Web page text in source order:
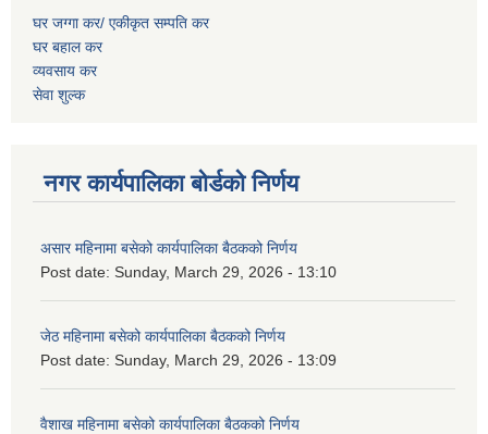
घर जग्गा कर/ एकीकृत सम्पति कर
घर बहाल कर
व्यवसाय कर
सेवा शुल्क
नगर कार्यपालिका बोर्डको निर्णय
असार महिनामा बसेको कार्यपालिका बैठकको निर्णय
Post date: Sunday, March 29, 2026 - 13:10
जेठ महिनामा बसेको कार्यपालिका बैठकको निर्णय
Post date: Sunday, March 29, 2026 - 13:09
वैशाख महिनामा बसेको कार्यपालिका बैठकको निर्णय